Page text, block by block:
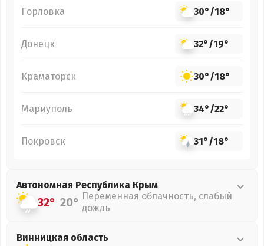
Горловка 30°/18°
Донецк 32°/19°
Краматорск 30°/18°
Мариуполь 34°/22°
Покровск 31°/18°
Автономная Республика Крым
32° 20° Переменная облачность, слабый
дождь
Винницкая область